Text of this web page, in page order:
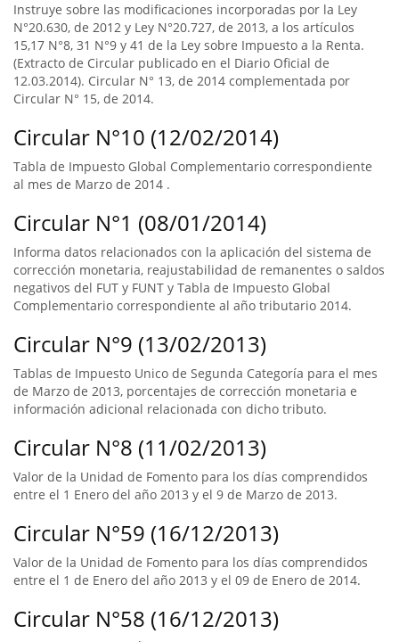
Instruye sobre las modificaciones incorporadas por la Ley
N°20.630, de 2012 y Ley N°20.727, de 2013, a los artículos
15,17 N°8, 31 N°9 y 41 de la Ley sobre Impuesto a la Renta.
(Extracto de Circular publicado en el Diario Oficial de
12.03.2014). Circular N° 13, de 2014 complementada por
Circular N° 15, de 2014.
Circular N°10 (12/02/2014)
Tabla de Impuesto Global Complementario correspondiente
al mes de Marzo de 2014 .
Circular N°1 (08/01/2014)
Informa datos relacionados con la aplicación del sistema de
corrección monetaria, reajustabilidad de remanentes o saldos
negativos del FUT y FUNT y Tabla de Impuesto Global
Complementario correspondiente al año tributario 2014.
Circular N°9 (13/02/2013)
Tablas de Impuesto Unico de Segunda Categoría para el mes
de Marzo de 2013, porcentajes de corrección monetaria e
información adicional relacionada con dicho tributo.
Circular N°8 (11/02/2013)
Valor de la Unidad de Fomento para los días comprendidos
entre el 1 Enero del año 2013 y el 9 de Marzo de 2013.
Circular N°59 (16/12/2013)
Valor de la Unidad de Fomento para los días comprendidos
entre el 1 de Enero del año 2013 y el 09 de Enero de 2014.
Circular N°58 (16/12/2013)